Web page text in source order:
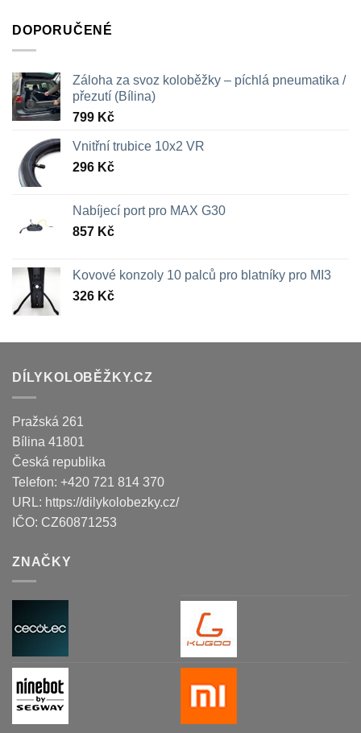
DOPORUČENÉ
Záloha za svoz koloběžky – píchlá pneumatika /
přezutí (Bílina)
799 Kč
Vnitřní trubice 10x2 VR
296 Kč
Nabíjecí port pro MAX G30
857 Kč
Kovové konzoly 10 palců pro blatníky pro MI3
326 Kč
DÍLYKOLOBĚŽKY.CZ
Pražská 261
Bílina 41801
Česká republika
Telefon: +420 721 814 370
URL: https://dilykolobezky.cz/
IČO: CZ60871253
ZNAČKY